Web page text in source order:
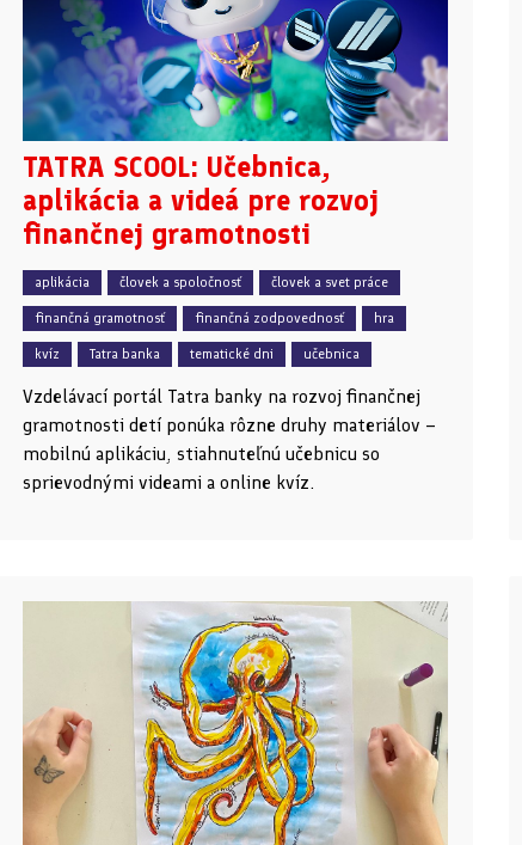
TATRA SCOOL: Učebnica,
aplikácia a videá pre rozvoj
finančnej gramotnosti
aplikácia človek a spoločnosť človek a svet práce
finančná gramotnosť finančná zodpovednosť hra
kvíz Tatra banka tematické dni učebnica
Vzdelávací portál Tatra banky na rozvoj finančnej
gramotnosti detí ponúka rôzne druhy materiálov –
mobilnú aplikáciu, stiahnuteľnú učebnicu so
sprievodnými videami a online kvíz.